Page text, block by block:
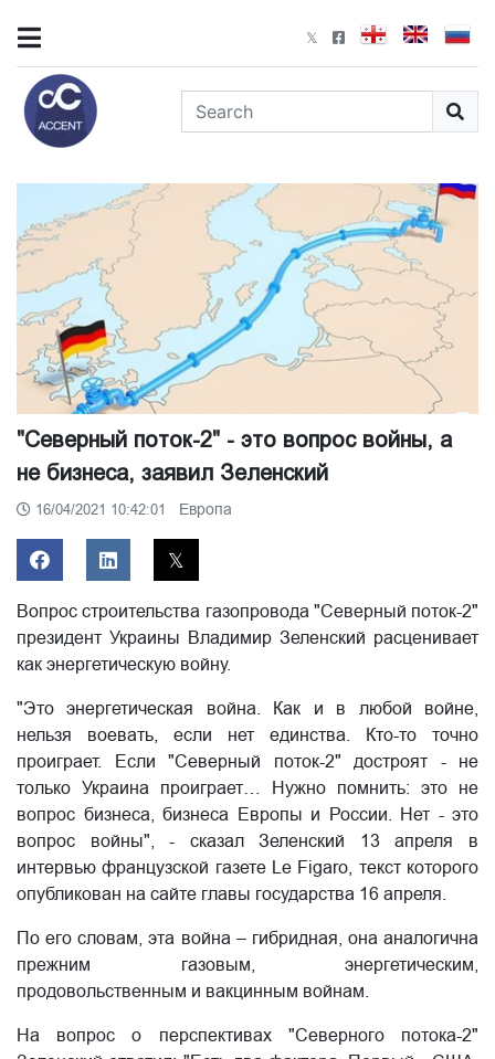
"Северный поток-2" - это вопрос войны, а
не бизнеса, заявил Зеленский
16/04/2021 10:42:01 Европа
Вопрос строительства газопровода "Северный поток-2"
президент Украины Владимир Зеленский расценивает
как энергетическую войну.
"Это энергетическая война. Как и в любой войне,
нельзя воевать, если нет единства. Кто-то точно
проиграет. Если "Северный поток-2" достроят - не
только Украина проиграет… Нужно помнить: это не
вопрос бизнеса, бизнеса Европы и России. Нет - это
вопрос войны", - сказал Зеленский 13 апреля в
интервью французской газете Le Figaro, текст которого
опубликован на сайте главы государства 16 апреля.
По его словам, эта война – гибридная, она аналогична
прежним газовым, энергетическим,
продовольственным и вакцинным войнам.
На вопрос о перспективах "Северного потока-2"